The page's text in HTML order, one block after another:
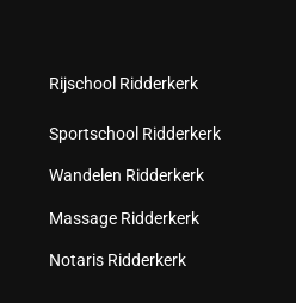
Rijschool Ridderkerk
Sportschool Ridderkerk
Wandelen Ridderkerk
Massage Ridderkerk
Notaris Ridderkerk